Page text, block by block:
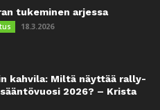
tukeminen arjessa
18.3.2026
kahvila: Miltä näyttää rally-
2026? – Krista